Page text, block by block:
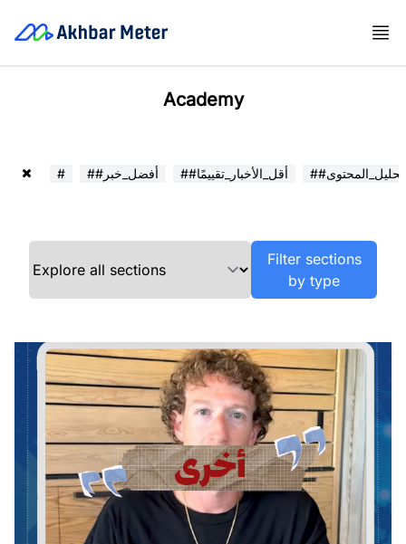
Academy
# ##أفضل_خبر ##أقل_الأخبار_تقييمًا ##تحليل_المحتوى
Filter sections
by type